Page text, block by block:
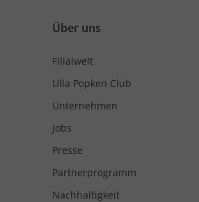
Über uns
Filialwelt
Ulla Popken Club
Unternehmen
Jobs
Presse
Partnerprogramm
Nachhaltigkeit